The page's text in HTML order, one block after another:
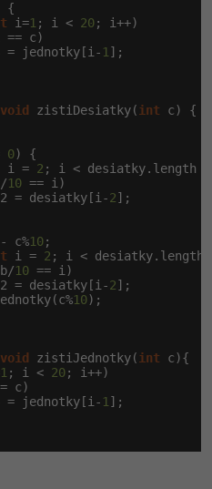
{
i=1 ; i < 20; i++)
== c)
= jednotky[i-
1 ];
void zistiDesiatky(int c) {
0) {
i = 2 ; i < desiatky.length
10 == i)
= desiatky[i-
2];
c%
10;
i = 2 ; i <
10 == i)
= desiatky[i-
2];
10);
void zistiJednotky(int c){
1 ; i < 20; i++)
c)
= jednotky[i-
1 ];